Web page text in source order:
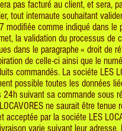
pas facturé au client, et sera,
tout internaute souhaitant
comme indiqué dans le
la validation du processus
dans le paragraphe « droit de
de celle-ci ainsi que le
commandés. La sociéte LES
possible toutes les données
suivant sa commande sous
ne saurait être
acceptée par la sociéte LES
varie suivant leur